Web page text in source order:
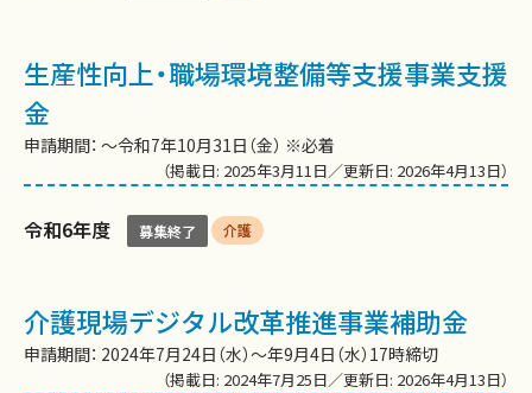
生産性向上・職場環境整備等支援事業支援
金
申請期間： 〜令和7年10月31日（金） ※必着
（掲載日: 2025年3月11日／更新日: 2026年4月13日）
令和6年度 募集終了 介護
介護現場デジタル改革推進事業補助金
申請期間： 2024年7月24日（水）〜年9月4日（水）17時締切
（掲載日: 2024年7月25日／更新日: 2026年4月13日）